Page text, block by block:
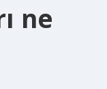
ne